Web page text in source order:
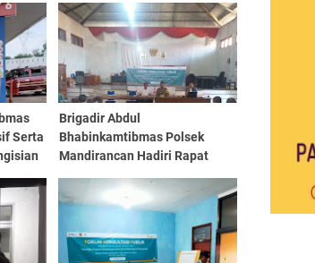
Serta
Brigadir Abdul
Bhabinkamtibmas Polsek
Mandirancan Hadiri Rapat
Pendataan Awal Regsoskep
Dari BPS Kabupaten Kuningan